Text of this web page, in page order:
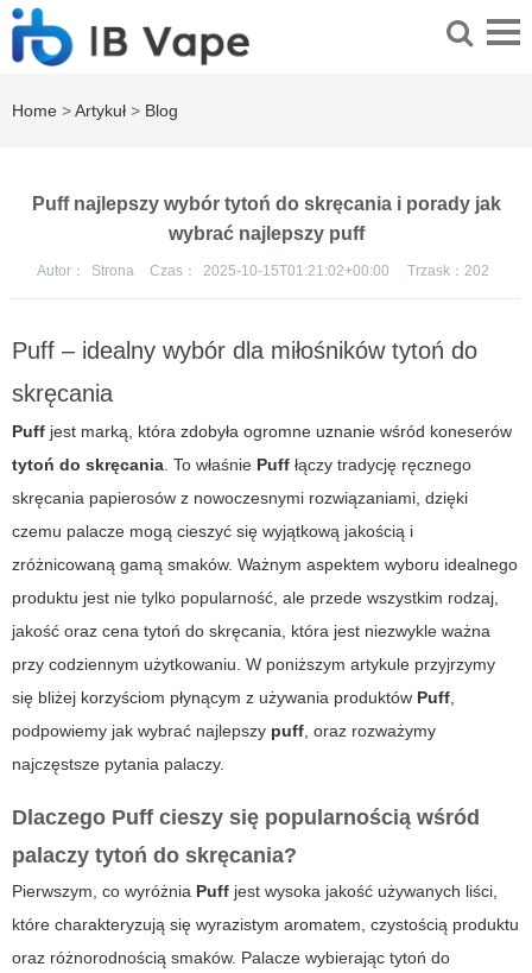
Home >Artykuł > Blog
Puff najlepszy wybór tytoń do skręcania i porady jak
wybrać najlepszy puff
Autor： Strona Czas： 2025-10-15T01:21:02+00:00 Trzask： 202
Puff – idealny wybór dla miłośników tytoń do
skręcania
Puff jest marką, która zdobyła ogromne uznanie wśród koneserów
tytoń do skręcania. To właśnie Puff łączy tradycję ręcznego
skręcania papierosów z nowoczesnymi rozwiązaniami, dzięki
czemu palacze mogą cieszyć się wyjątkową jakością i
zróżnicowaną gamą smaków. Ważnym aspektem wyboru idealnego
produktu jest nie tylko popularność, ale przede wszystkim rodzaj,
jakość oraz cena tytoń do skręcania, która jest niezwykle ważna
przy codziennym użytkowaniu. W poniższym artykule przyjrzymy
się bliżej korzyściom płynącym z używania produktów Puff,
podpowiemy jak wybrać najlepszy puff, oraz rozważymy
najczęstsze pytania palaczy.
Dlaczego Puff cieszy się popularnością wśród
palaczy tytoń do skręcania?
Pierwszym, co wyróżnia Puff jest wysoka jakość używanych liści,
które charakteryzują się wyrazistym aromatem, czystością produktu
oraz różnorodnością smaków. Palacze wybierając tytoń do